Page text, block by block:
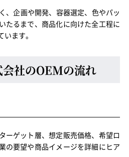
、企画や開発、容器選定、色やパッ
たるまで、商品化に向けた全工程に
ます。
会社のOEMの流れ
ーゲット層、想定販売価格、希望ロ
の要望や商品イメージを詳細にヒア